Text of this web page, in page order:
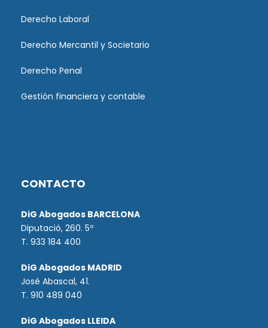
Derecho Laboral
Derecho Mercantil y Societario
Derecho Penal
Gestión financiera y contable
CONTACTO
DiG Abogados BARCELONA
Diputació, 260. 5º
T. 933 184 400
DiG Abogados MADRID
José Abascal, 41.
T. 910 489 040
DiG Abogados LLEIDA